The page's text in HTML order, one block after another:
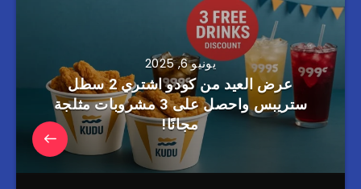
يونيو 6, 2025
عرض العيد من كودو اشتري 2 سطل
ستريبس واحصل على 3 مشروبات مثلجة
مجانًا!